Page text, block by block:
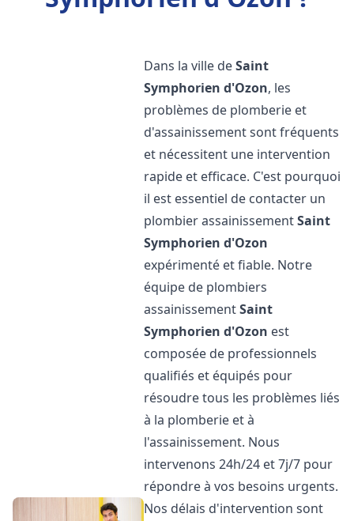
Dans la ville deSaint
Symphorien d'Ozon, les
problèmes de plomberie et
d'assainissement sont fréquents
et nécessitent une intervention
rapide et efficace. C'est pourquoi
il est essentiel de contacter un
plombier assainissementSaint
Symphorien d'Ozon
expérimenté et fiable. Notre
équipe de plombiers
assainissementSaint
Symphorien d'Ozon est
composée de professionnels
qualifiés et équipés pour
résoudre tous les problèmes liés
à la plomberie et à
l'assainissement. Nous
intervenons 24h/24 et 7j/7 pour
répondre à vos besoins urgents.
Nos délais d'intervention sont